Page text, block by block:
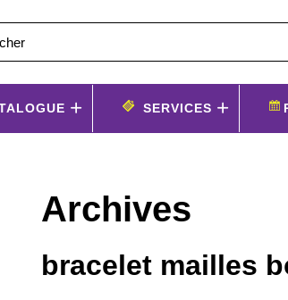
SERVICES
Archives
bracelet mailles